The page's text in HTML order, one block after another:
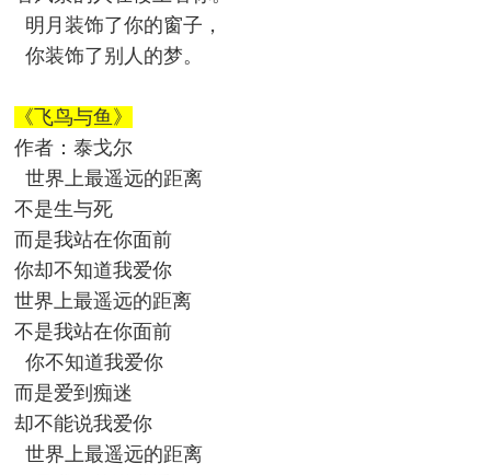
明月装饰了你的窗子，
你装饰了别人的梦。
《飞鸟与鱼》
作者：泰戈尔
世界上最遥远的距离
不是生与死
而是我站在你面前
你却不知道我爱你
世界上最遥远的距离
不是我站在你面前
你不知道我爱你
而是爱到痴迷
却不能说我爱你
世界上最遥远的距离